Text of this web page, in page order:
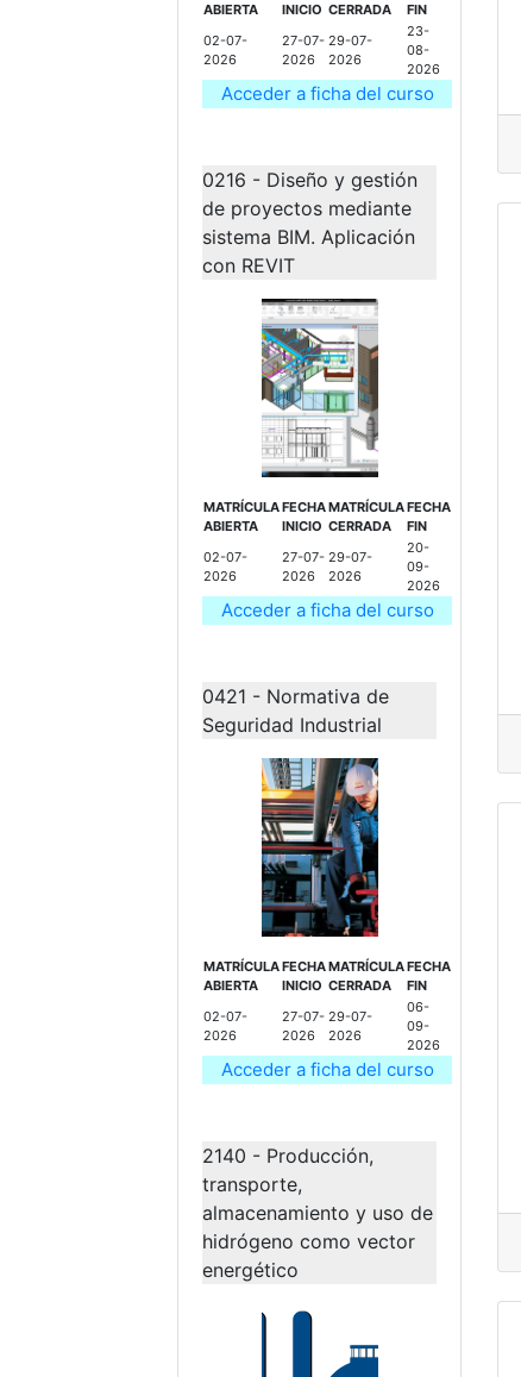
ABIERTA
INICIO CERRADA
FIN
02-07-
2026
27-07-
2026
29-07-
2026
23-
08-
2026
Acceder a ficha del curso
0216 - Diseño y gestión
de proyectos mediante
sistema BIM. Aplicación
con REVIT
MATRÍCULA
ABIERTA
FECHA
INICIO
MATRÍCULA
CERRADA
FECHA
FIN
02-07-
2026
27-07-
2026
29-07-
2026
20-
09-
2026
Acceder a ficha del curso
0421 - Normativa de
Seguridad Industrial
MATRÍCULA
ABIERTA
FECHA
INICIO
MATRÍCULA
CERRADA
FECHA
FIN
02-07-
2026
27-07-
2026
29-07-
2026
06-
09-
2026
Acceder a ficha del curso
2140 - Producción,
transporte,
almacenamiento y uso de
hidrógeno como vector
energético